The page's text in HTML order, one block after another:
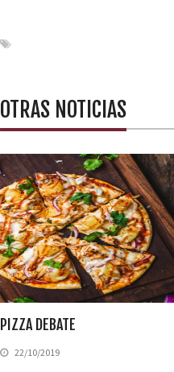
OTRAS NOTICIAS
PIZZA DEBATE
22/10/2019